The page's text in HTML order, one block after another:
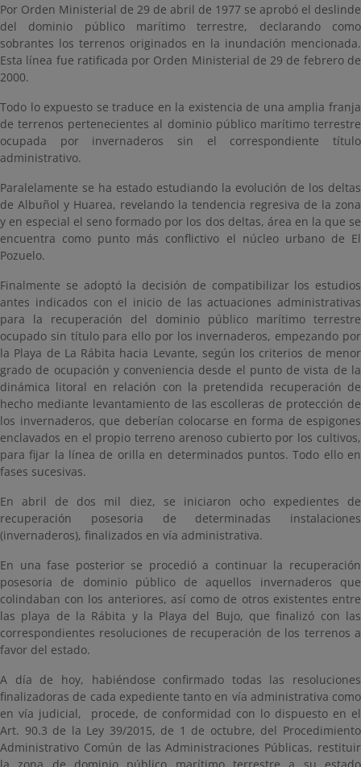
Por Orden Ministerial de 29 de abril de 1977 se aprobó el deslinde
del dominio público marítimo terrestre, declarando como
sobrantes los terrenos originados en la inundación mencionada.
Esta línea fue ratificada por Orden Ministerial de 29 de febrero de
2000.
Todo lo expuesto se traduce en la existencia de una amplia franja
de terrenos pertenecientes al dominio público marítimo terrestre
ocupada por invernaderos sin el correspondiente título
administrativo.
Paralelamente se ha estado estudiando la evolución de los deltas
de Albuñol y Huarea, revelando la tendencia regresiva de la zona
y en especial el seno formado por los dos deltas, área en la que se
encuentra como punto más conflictivo el núcleo urbano de El
Pozuelo.
Finalmente se adoptó la decisión de compatibilizar los estudios
antes indicados con el inicio de las actuaciones administrativas
para la recuperación del dominio público marítimo terrestre
ocupado sin título para ello por los invernaderos, empezando por
la Playa de La Rábita hacia Levante, según los criterios de menor
grado de ocupación y conveniencia desde el punto de vista de la
dinámica litoral en relación con la pretendida recuperación de
hecho mediante levantamiento de las escolleras de protección de
los invernaderos, que deberían colocarse en forma de espigones
enclavados en el propio terreno arenoso cubierto por los cultivos,
para fijar la línea de orilla en determinados puntos. Todo ello en
fases sucesivas.
En abril de dos mil diez, se iniciaron ocho expedientes de
recuperación posesoria de determinadas instalaciones
(invernaderos), finalizados en vía administrativa.
En una fase posterior se procedió a continuar la recuperación
posesoria de dominio público de aquellos invernaderos que
colindaban con los anteriores, así como de otros existentes entre
las playa de la Rábita y la Playa del Bujo, que finalizó con las
correspondientes resoluciones de recuperación de los terrenos a
favor del estado.
A día de hoy, habiéndose confirmado todas las resoluciones
finalizadoras de cada expediente tanto en vía administrativa como
en vía judicial, procede, de conformidad con lo dispuesto en el
Art. 90.3 de la Ley 39/2015, de 1 de octubre, del Procedimiento
Administrativo Común de las Administraciones Públicas, restituir